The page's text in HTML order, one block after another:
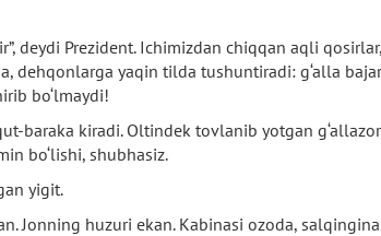
deydi Prezident. Ichimizdan chiqqan aqli
dehqonlarga yaqin tilda tushuntiradi: g‘alla
bo‘lmaydi!
baraka kiradi. Oltindek tovlanib yotgan
bo‘lishi, shubhasiz.
yigit.
Jonning huzuri ekan. Kabinasi ozoda,